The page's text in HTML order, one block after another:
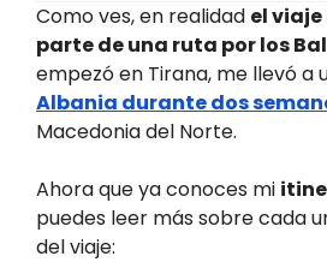
Como ves, en realidad el
parte de una ruta por los
empezó en Tirana, me llevó a
Albania durante dos
Macedonia del Norte.
Ahora que ya conoces mi
puedes leer más sobre cada
del viaje: